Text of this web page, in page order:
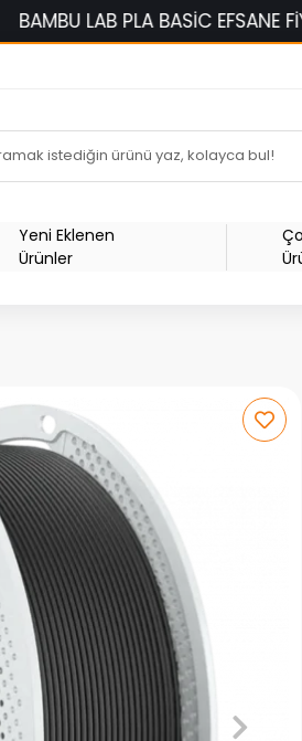
BASİC EFSANE FİYATLA
Yeni Eklenen
Ürünler